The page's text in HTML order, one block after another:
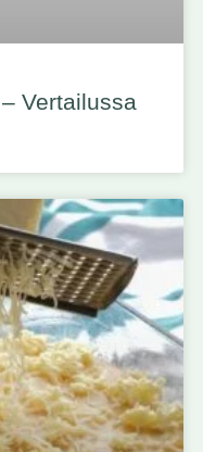
Vertailussa